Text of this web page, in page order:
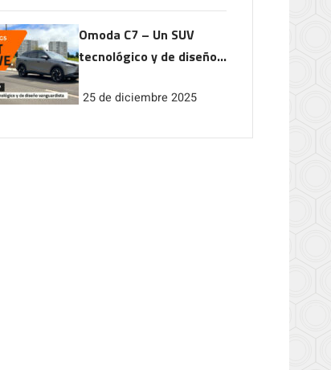
Omoda C7 – Un SUV
tecnológico y de diseño
25 de diciembre 2025